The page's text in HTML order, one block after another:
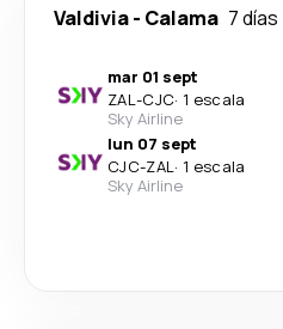
Valdivia- Calama 7 días
mar 01 sept
ZAL-CJC· 1 escala
Sky Airline
lun 07 sept
CJC-ZAL· 1 escala
Sky Airline